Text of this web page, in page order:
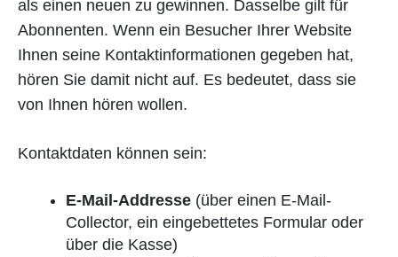
als einen neuen zu gewinnen. Dasselbe gilt für
Abonnenten. Wenn ein Besucher Ihrer Website
Ihnen seine Kontaktinformationen gegeben hat,
hören Sie damit nicht auf. Es bedeutet, dass sie
von Ihnen hören wollen.
Kontaktdaten können sein:
E-Mail-Addresse (über einen E-Mail-
Collector, ein eingebettetes Formular oder
über die Kasse)